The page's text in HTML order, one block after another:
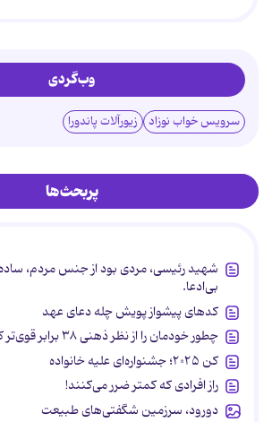
وب‌گردی
سرویس خواب نوزاد زیورآلات پاندورا
پربحث‌ها
شهید رئیسی، مردی بود از جنس مردم،
بی‌ادعا.
کدهای پیشواز پویش چله دعای عهد
چطور خودمان را از نظر ذهنی ۳۸ برابر قوی‌تر کنیم؟
کن ۲۰۲۵؛ جشنواره‌ای علیه خانواده
راز افرادی که کمتر ضرر می‌کنند!
دورود، سرزمین شگفتی‌های طبیعت